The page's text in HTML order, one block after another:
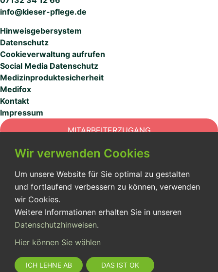
info@kieser-pflege.de
Hinweisgebersystem
Datenschutz
Cookieverwaltung aufrufen
Social Media Datenschutz
Medizinproduktesicherheit
Medifox
Kontakt
Impressum
MITARBEITERZUGANG
Seit über 20 Jahren sichern wir für unsere Patient:innen
eine qualitativ hochwertige Versorgung in der
außerklinischen Intensivpflege und Beatmung.
Wir verwenden Cookies
Um unsere Website für Sie optimal zu gestalten
und fortlaufend verbessern zu können, verwenden
wir Cookies.
Weitere Informationen erhalten Sie in unseren
Datenschutzhinweisen.
Hier können Sie wählen
ICH LEHNE AB DAS IST OK